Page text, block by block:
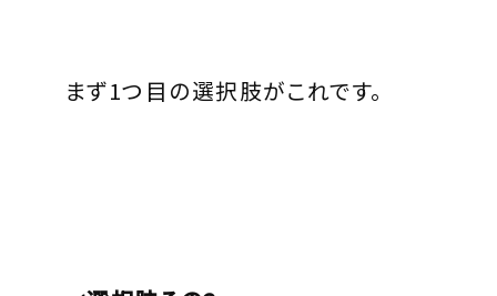
まず1つ目の選択肢がこれです。